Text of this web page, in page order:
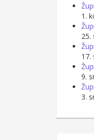
1.
25.
17.
9.
3.